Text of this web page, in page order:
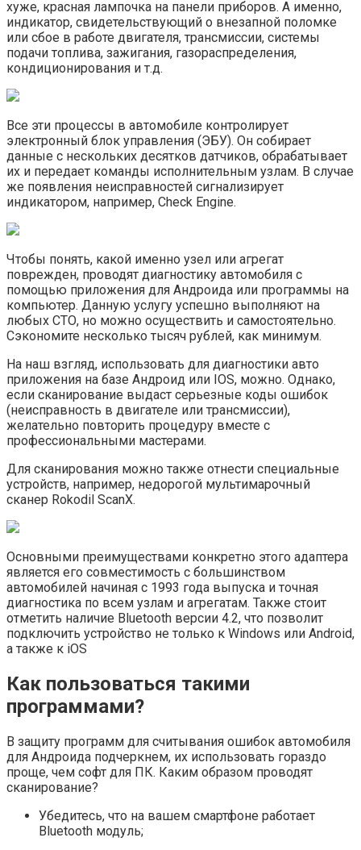
хуже, красная лампочка на панели приборов. А именно,
индикатор, свидетельствующий о внезапной поломке
или сбое в работе двигателя, трансмиссии, системы
подачи топлива, зажигания, газораспределения,
кондиционирования и т.д.
Все эти процессы в автомобиле контролирует
электронный блок управления (ЭБУ). Он собирает
данные с нескольких десятков датчиков, обрабатывает
их и передает команды исполнительным узлам. В случае
же появления неисправностей сигнализирует
индикатором, например, Check Engine.
Чтобы понять, какой именно узел или агрегат
поврежден, проводят диагностику автомобиля с
помощью приложения для Андроида или программы на
компьютер. Данную услугу успешно выполняют на
любых СТО, но можно осуществить и самостоятельно.
Сэкономите несколько тысяч рублей, как минимум.
На наш взгляд, использовать для диагностики авто
приложения на базе Андроид или IOS, можно. Однако,
если сканирование выдаст серьезные коды ошибок
(неисправность в двигателе или трансмиссии),
желательно повторить процедуру вместе с
профессиональными мастерами.
Для сканирования можно также отнести специальные
устройств, например, недорогой мультимарочный
сканер Rokodil ScanX.
Основными преимуществами конкретно этого адаптера
является его совместимость с большинством
автомобилей начиная с 1993 года выпуска и точная
диагностика по всем узлам и агрегатам. Также стоит
отметить наличие Bluetooth версии 4.2, что позволит
подключить устройство не только к Windows или Android,
а также к iOS
Как пользоваться такими
программами?
В защиту программ для считывания ошибок автомобиля
для Андроида подчеркнем, их использовать гораздо
проще, чем софт для ПК. Каким образом проводят
сканирование?
Убедитесь, что на вашем смартфоне работает
Bluetooth модуль;